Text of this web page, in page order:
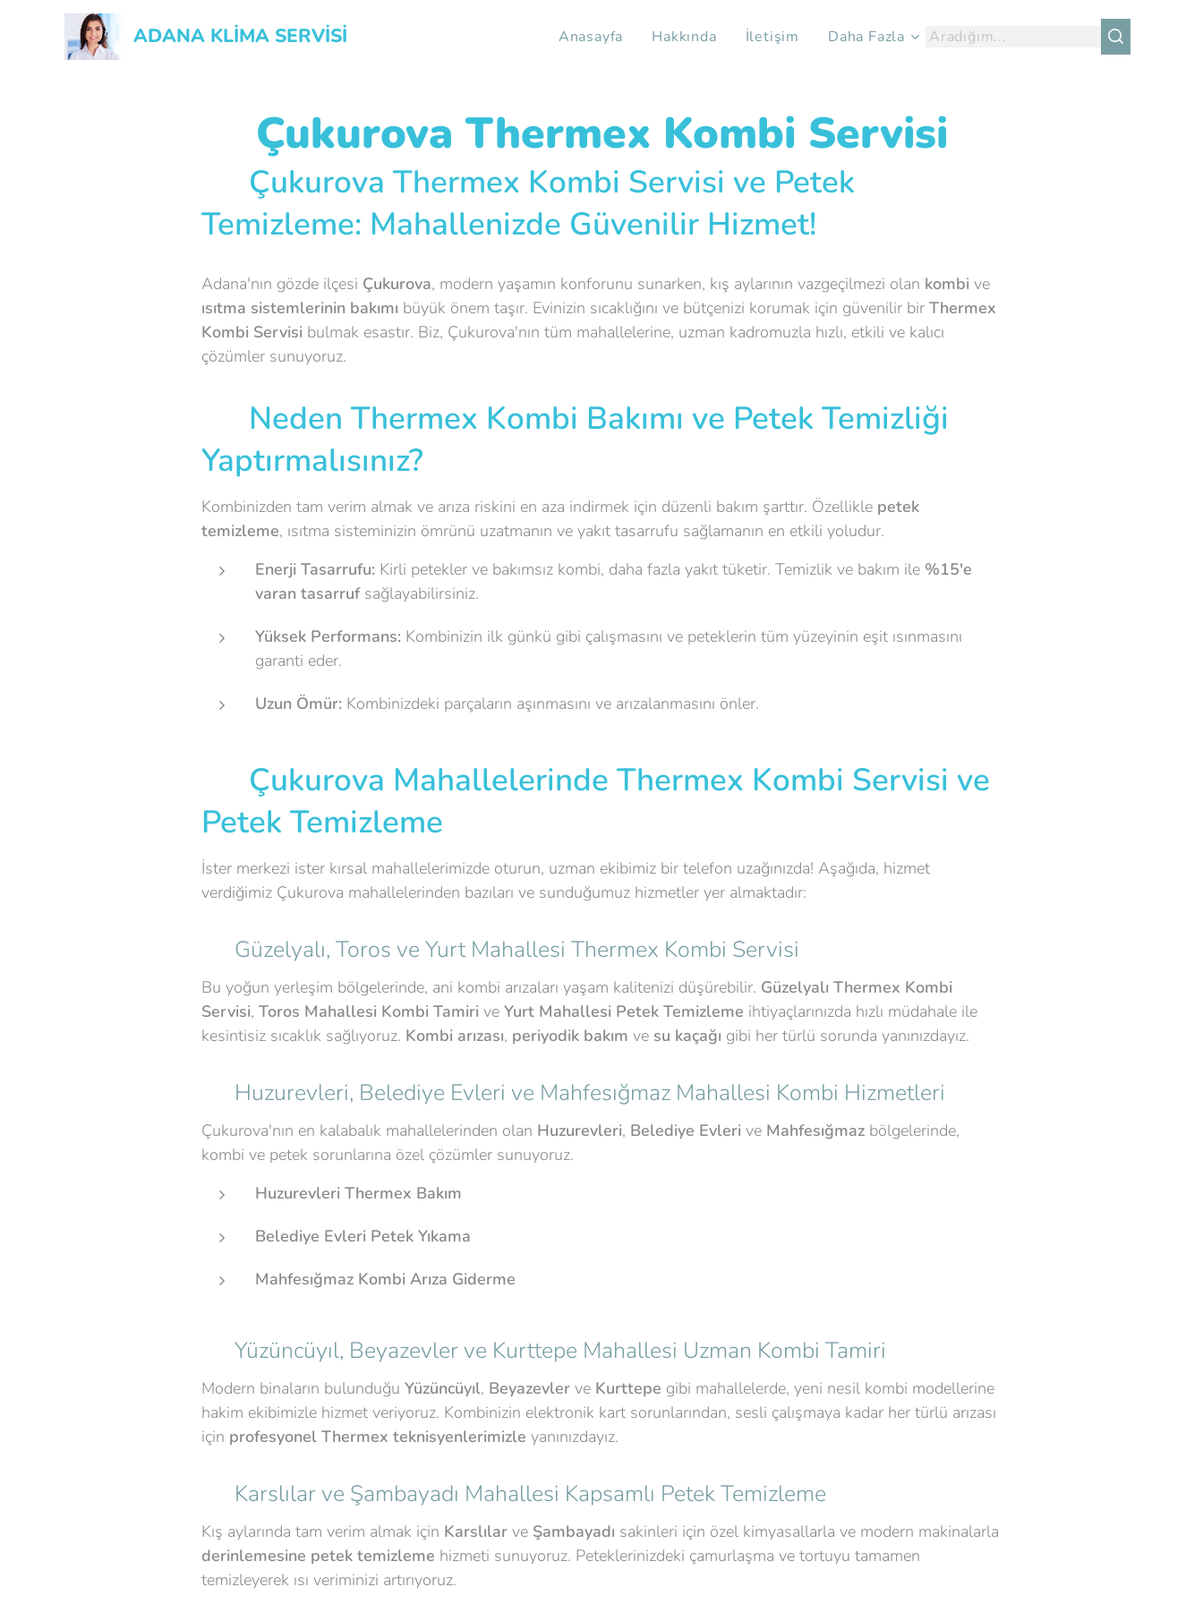
ADANA KLİMA SERVİSİ Anasayfa Hakkında İletişim Daha Fazla
Çukurova Thermex Kombi Servisi
🛠️ Çukurova Thermex Kombi Servisi ve Petek
Temizleme: Mahallenizde Güvenilir Hizmet!
Adana'nın gözde ilçesi Çukurova, modern yaşamın konforunu sunarken, kış aylarının vazgeçilmezi olan kombi ve
ısıtma sistemlerinin bakımı büyük önem taşır. Evinizin sıcaklığını ve bütçenizi korumak için güvenilir bir Thermex
Kombi Servisi bulmak esastır. Biz, Çukurova'nın tüm mahallelerine, uzman kadromuzla hızlı, etkili ve kalıcı
çözümler sunuyoruz.
🔥 Neden Thermex Kombi Bakımı ve Petek Temizliği
Yaptırmalısınız?
Kombinizden tam verim almak ve arıza riskini en aza indirmek için düzenli bakım şarttır. Özellikle petek
temizleme, ısıtma sisteminizin ömrünü uzatmanın ve yakıt tasarrufu sağlamanın en etkili yoludur.
Enerji Tasarrufu:Kirli petekler ve bakımsız kombi, daha fazla yakıt tüketir. Temizlik ve bakım ile %15'e
varan tasarrufsağlayabilirsiniz.
Yüksek Performans:Kombinizin ilk günkü gibi çalışmasını ve peteklerin tüm yüzeyinin eşit ısınmasını
garanti eder.
Uzun Ömür:Kombinizdeki parçaların aşınmasını ve arızalanmasını önler.
🏘️ Çukurova Mahallelerinde Thermex Kombi Servisi ve
Petek Temizleme
İster merkezi ister kırsal mahallelerimizde oturun, uzman ekibimiz bir telefon uzağınızda! Aşağıda, hizmet
verdiğimiz Çukurova mahallelerinden bazıları ve sunduğumuz hizmetler yer almaktadır:
📍 Güzelyalı, Toros ve Yurt Mahallesi Thermex Kombi Servisi
Bu yoğun yerleşim bölgelerinde, ani kombi arızaları yaşam kalitenizi düşürebilir. Güzelyalı Thermex Kombi
Servisi, Toros Mahallesi Kombi Tamiri ve Yurt Mahallesi Petek Temizleme ihtiyaçlarınızda hızlı müdahale ile
kesintisiz sıcaklık sağlıyoruz. Kombi arızası, periyodik bakım ve su kaçağı gibi her türlü sorunda yanınızdayız.
📍 Huzurevleri, Belediye Evleri ve Mahfesığmaz Mahallesi Kombi Hizmetleri
Çukurova'nın en kalabalık mahallelerinden olan Huzurevleri, Belediye Evleri ve Mahfesığmazbölgelerinde,
kombi ve petek sorunlarına özel çözümler sunuyoruz.
Huzurevleri Thermex Bakım
Belediye Evleri Petek Yıkama
Mahfesığmaz Kombi Arıza Giderme
📍 Yüzüncüyıl, Beyazevler ve Kurttepe Mahallesi Uzman Kombi Tamiri
Modern binaların bulunduğu Yüzüncüyıl, Beyazevlerve Kurttepe gibi mahallelerde, yeni nesil kombi modellerine
hakim ekibimizle hizmet veriyoruz. Kombinizin elektronik kart sorunlarından, sesli çalışmaya kadar her türlü arızası
için profesyonel Thermex teknisyenlerimizle yanınızdayız.
📍 Karslılar ve Şambayadı Mahallesi Kapsamlı Petek Temizleme
Kış aylarında tam verim almak için Karslılarve Şambayadı sakinleri için özel kimyasallarla ve modern makinalarla
derinlemesine petek temizleme hizmeti sunuyoruz. Peteklerinizdeki çamurlaşma ve tortuyu tamamen
temizleyerek ısı veriminizi artırıyoruz.